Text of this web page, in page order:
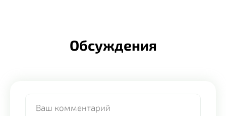
Обсуждения